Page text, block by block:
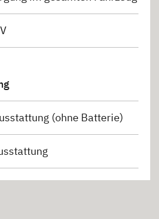
(ohne Batterie)